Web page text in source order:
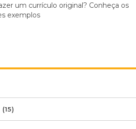
um currículo original? Conheça os
exemplos
(15)